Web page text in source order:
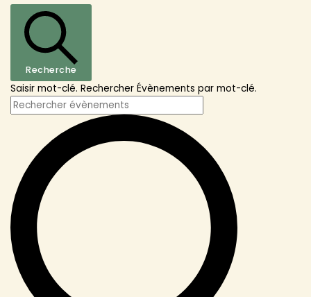
Recherche
Saisir mot-clé. Rechercher Évènements par mot-clé.